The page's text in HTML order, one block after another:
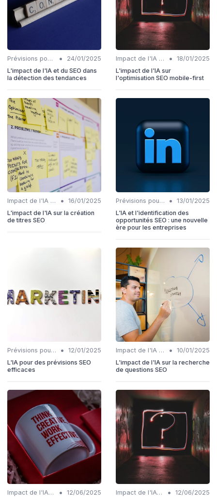
Prévisions pour l'intégration IA et SEO •
24/01/2025
L'impact de l'IA et du SEO dans
la détection des tendances
Impact de l'IA sur les rôles SEO •
18/01/2025
L'impact de l'IA sur
l'optimisation SEO mobile-first
Impact de l'IA sur les rôles SEO •
16/01/2025
L'impact de l'IA sur la création
de titres SEO
Prévisions pour l'intégration IA et SEO •
13/01/2025
L'IA et l'identification des
opportunités SEO : une nouvelle
ère pour les entreprises
Prévisions pour l'intégration IA et SEO •
12/01/2025
L'IA pour des prévisions SEO
efficaces
Impact de l'IA sur les rôles SEO •
10/01/2025
L'impact de l'IA sur la recherche
de questions SEO
Impact de l'IA sur les rôles SEO •
12/06/2025
Impact de l'IA sur les rôles SEO •
12/06/2025